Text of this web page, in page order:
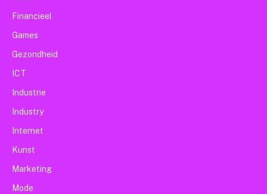
Financieel
Games
Gezondheid
ICT
Industrie
Industry
Internet
Kunst
Marketing
Mode